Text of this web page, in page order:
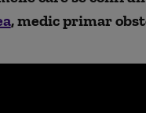
, medic primar